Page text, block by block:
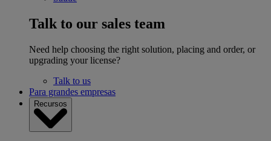
Talk to our sales team
Need help choosing the right solution, placing and order, or
upgrading your license?
Talk to us
Para grandes empresas
Recursos